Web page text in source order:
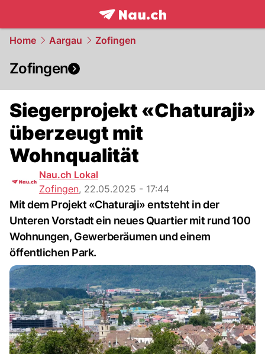
frontpage.NAU.ch
Home Aargau Zofingen
Zofingen
Siegerprojekt «Chaturaji»
überzeugt mit
Wohnqualität
Nau.ch Lokal
Zofingen, 22.05.2025 - 17:44
Mit dem Projekt «Chaturaji» entsteht in der
Unteren Vorstadt ein neues Quartier mit rund 100
Wohnungen, Gewerberäumen und einem
öffentlichen Park.